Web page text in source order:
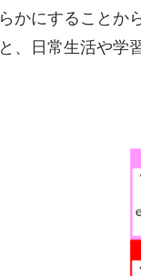
らかにすることか
と、日常生活や学